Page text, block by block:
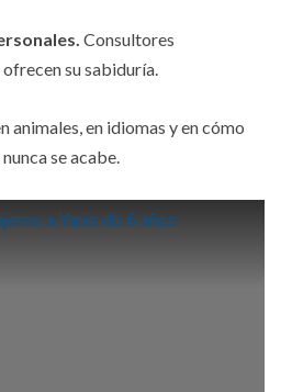
Consultores
su sabiduría.
animales, en idiomas y en cómo
se acabe.
a Yanis de 6 años